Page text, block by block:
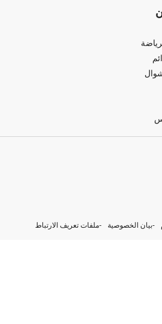
بيان الخصوصية ملفات تعريف الارتباط